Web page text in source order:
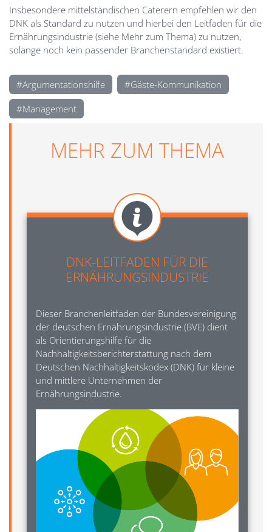
Insbesondere mittelständischen Caterern empfehlen wir den
DNK als Standard zu nutzen und hierbei den Leitfaden für die
Ernährungsindustrie (siehe Mehr zum Thema) zu nutzen,
solange noch kein passender Branchenstandard existiert.
Argumentationshilfe
Gäste-Kommunikation
Management
MEHR ZUM THEMA
DNK-LEITFADEN FÜR DIE
ERNÄHRUNGSINDUSTRIE
Dieser Branchenleitfaden der Bundesvereinigung
der deutschen Ernährungsindustrie (BVE) dient
als Orientierungshilfe für die
Nachhaltigkeitsberichterstattung nach dem
Deutschen Nachhaltigkeitskodex (DNK) für kleine
und mittlere Unternehmen der
Ernährungsindustrie.